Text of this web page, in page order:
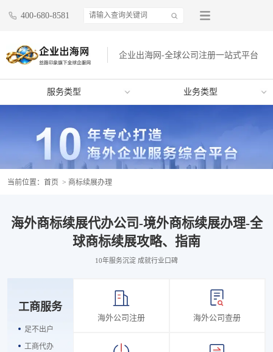
400-680-8581
企业出海网-全球公司注册一站式平台
服务类型 业务类型
当前位置： 首页 > 商标续展办理
海外商标续展代办公司-境外商标续展办理-全
球商标续展攻略、指南
10年服务沉淀 成就行业口碑
工商服务
足不出户
工商代办
海外公司注册 海外公司查册